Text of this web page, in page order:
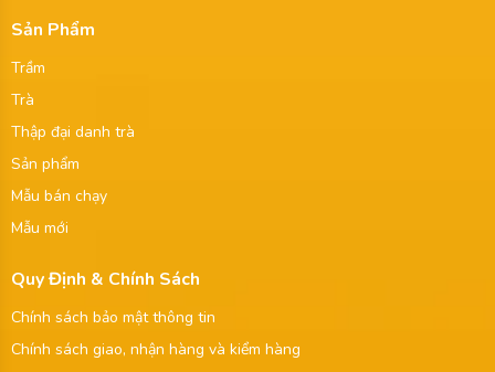
Sản Phẩm
Trầm
Trà
Thập đại danh trà
Sản phẩm
Mẫu bán chạy
Mẫu mới
Quy Định & Chính Sách
Chính sách bảo mật thông tin
Chính sách giao, nhận hàng và kiểm hàng